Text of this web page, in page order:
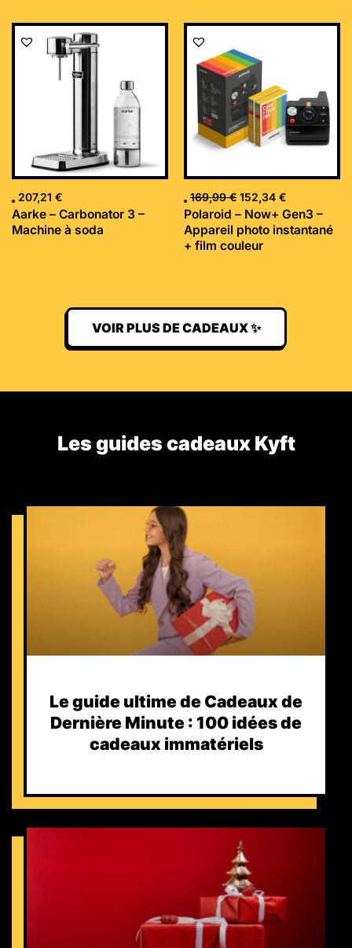
207,21 €
Aarke – Carbonator 3 –
Machine à soda
169,99€
Le
initial
était :
169,99 €.
152,34 €
Le
Polaroid – Now+ Gen3 –
Appareil photo instantané
+ film couleur
VOIR PLUS DE CADEAUX ✨
Les guides cadeaux Kyft​
Le guide ultime de Cadeaux de
Dernière Minute : 100 idées de
cadeaux immatériels